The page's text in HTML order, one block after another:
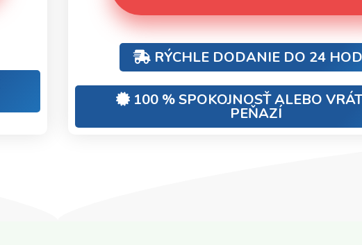
RÝCHLE DODANIE DO 24
100 % SPOKOJNOSŤ ALEBO
PEŇAZÍ